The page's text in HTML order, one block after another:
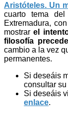
Aristóteles. Un
cuarto tema
Extremadura,
mostrarel
filosofía
cambio a la vez
permanentes.
Si deseáis
consultar su
Si deseáis
enlace.